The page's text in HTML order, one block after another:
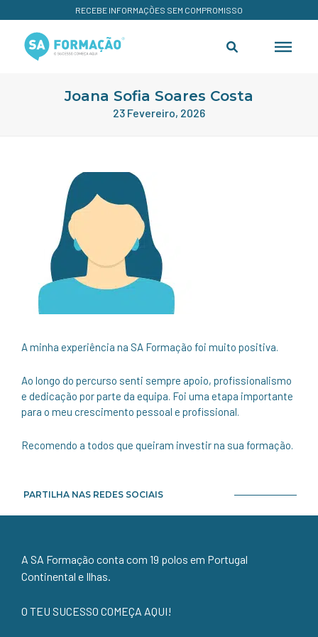
RECEBE INFORMAÇÕES SEM COMPROMISSO
Joana Sofia Soares Costa
23 Fevereiro, 2026
A minha experiência na SA Formação foi muito positiva.
Ao longo do percurso senti sempre apoio, profissionalismo
e dedicação por parte da equipa. Foi uma etapa importante
para o meu crescimento pessoal e profissional.
Recomendo a todos que queiram investir na sua formação.
PARTILHA NAS REDES SOCIAIS
A SA Formação conta com 19 polos em Portugal
Continental e Ilhas.
O TEU SUCESSO COMEÇA AQUI!